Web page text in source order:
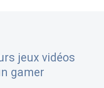
jeux vidéos
gamer